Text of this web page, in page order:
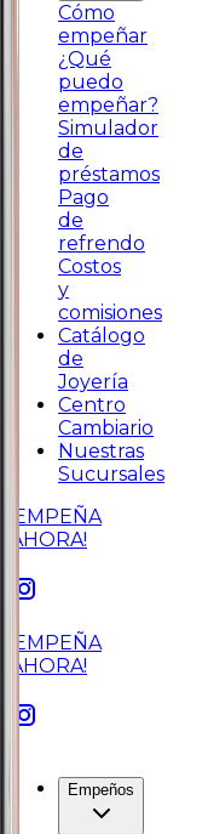
Cómo
empeñar
¿Qué
puedo
empeñar?
Simulador
de
préstamos
Pago
de
refrendo
Costos
y
comisiones
Catálogo
de
Joyería
Centro
Cambiario
Nuestras
Sucursales
¡EMPEÑA
AHORA!
¡EMPEÑA
AHORA!
Empeños